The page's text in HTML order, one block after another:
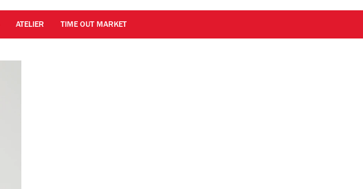
ATELIER TIME OUT MARKET